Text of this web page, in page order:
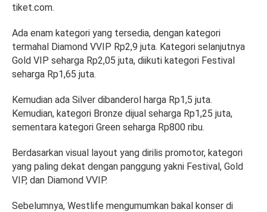
tiket.com.
Ada enam kategori yang tersedia, dengan kategori
termahal Diamond VVIP Rp2,9 juta. Kategori selanjutnya
Gold VIP seharga Rp2,05 juta, diikuti kategori Festival
seharga Rp1,65 juta.
Kemudian ada Silver dibanderol harga Rp1,5 juta.
Kemudian, kategori Bronze dijual seharga Rp1,25 juta,
sementara kategori Green seharga Rp800 ribu.
Berdasarkan visual layout yang dirilis promotor, kategori
yang paling dekat dengan panggung yakni Festival, Gold
VIP, dan Diamond VVIP.
Sebelumnya, Westlife mengumumkan bakal konser di